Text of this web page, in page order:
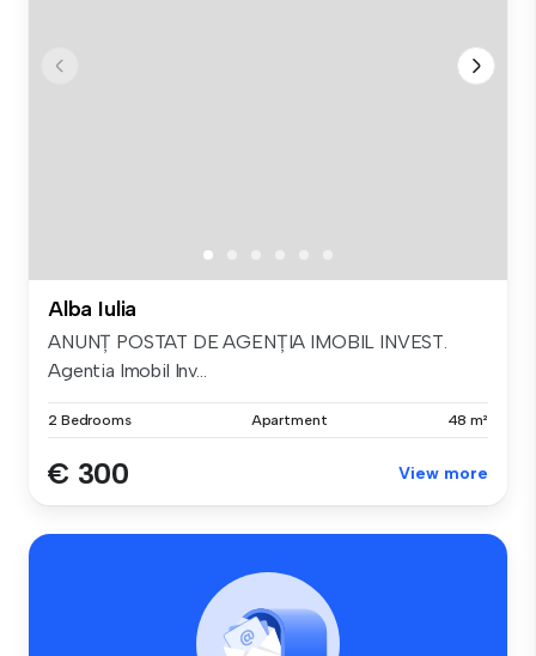
Alba Iulia
ANUNȚ POSTAT DE AGENȚIA IMOBIL INVEST.
Agentia Imobil Inv...
2 Bedrooms Apartment 48 m²
€ 300 View more